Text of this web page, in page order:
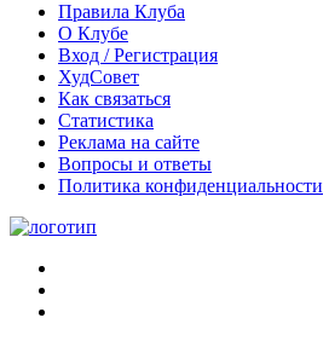
Правила Клуба
О Клубе
Вход / Регистрация
ХудСовет
Как связаться
Статистика
Реклама на сайте
Вопросы и ответы
Политика конфиденциальности